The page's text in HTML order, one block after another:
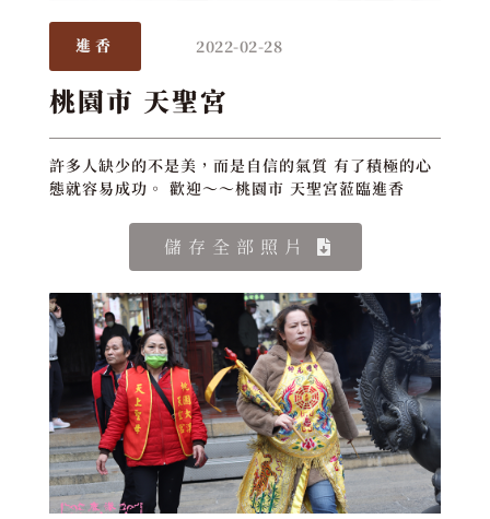
進香 2022-02-28
桃園市 天聖宮
許多人缺少的不是美，而是自信的氣質 有了積極的心
態就容易成功。 歡迎～～桃園市 天聖宮蒞臨進香
儲存全部照片